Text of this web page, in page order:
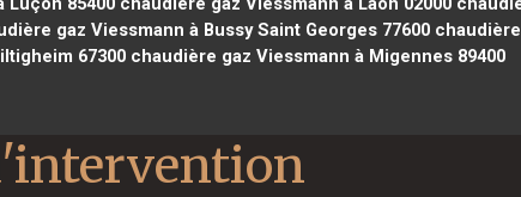
gaz Viessmann à Bussy Saint Georges 77600
67300 chaudière gaz Viessmann à Migennes 89400